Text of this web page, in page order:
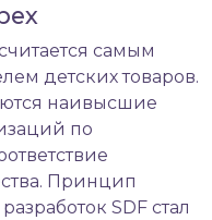
самым
детских товаров.
наивысшие
по
Принцип
SDF стал